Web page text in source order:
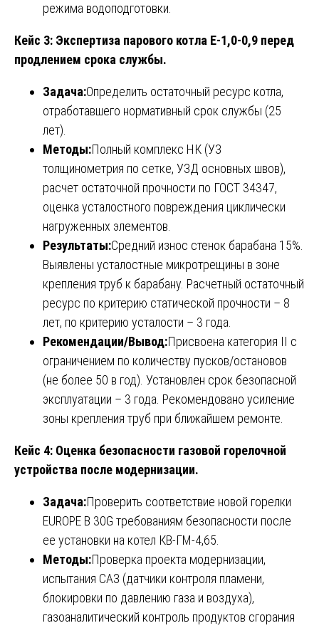
режима водоподготовки.
Кейс 3: Экспертиза парового котла Е-1,0-0,9 перед
продлением срока службы.
Задача:Определить остаточный ресурс котла,
отработавшего нормативный срок службы (25
лет).
Методы:Полный комплекс НК (УЗ
толщинометрия по сетке, УЗД основных швов),
расчет остаточной прочности по ГОСТ 34347,
оценка усталостного повреждения циклически
нагруженных элементов.
Результаты:Средний износ стенок барабана 15%.
Выявлены усталостные микротрещины в зоне
крепления труб к барабану. Расчетный остаточный
ресурс по критерию статической прочности – 8
лет, по критерию усталости – 3 года.
Рекомендации/Вывод:Присвоена категория II с
ограничением по количеству пусков/остановов
(не более 50 в год). Установлен срок безопасной
эксплуатации – 3 года. Рекомендовано усиление
зоны крепления труб при ближайшем ремонте.
Кейс 4: Оценка безопасности газовой горелочной
устройства после модернизации.
Задача:Проверить соответствие новой горелки
EUROPE B 30G требованиям безопасности после
ее установки на котел КВ-ГМ-4,65.
Методы:Проверка проекта модернизации,
испытания САЗ (датчики контроля пламени,
блокировки по давлению газа и воздуха),
газоаналитический контроль продуктов сгорания